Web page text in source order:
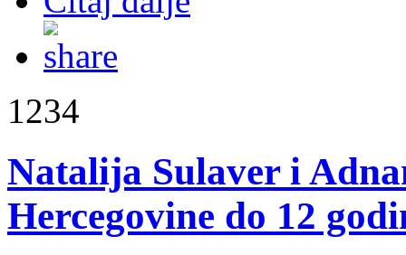
1234
Natalija Sulaver i
Hercegovine do 12